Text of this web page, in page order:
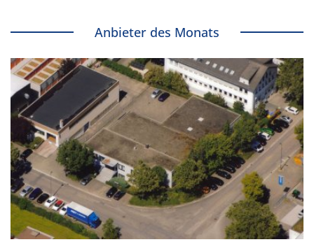
Anbieter des Monats